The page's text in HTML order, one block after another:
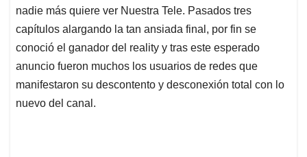
p
k
n
nadie más quiere ver Nuestra Tele. Pasados tres
capítulos alargando la tan ansiada final, por fin se
conoció el ganador del reality y tras este esperado
anuncio fueron muchos los usuarios de redes que
manifestaron su descontento y desconexión total con lo
nuevo del canal.